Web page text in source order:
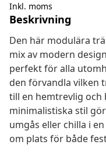
Inkl. moms
Beskrivning
Den här modulära
mix av modern
perfekt för alla
den förvandla vilken
till en hemtrevlig och
minimalistiska stil
umgås eller chilla i
om plats för både